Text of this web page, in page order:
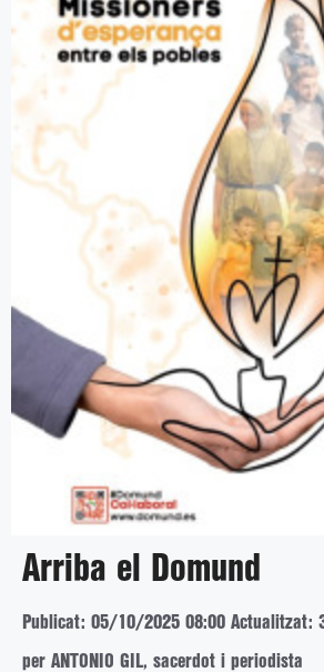
Arriba el Domund
Publicat: 05/10/2025 08:00 Actualitzat:
per ANTONIO GIL, sacerdot i periodista